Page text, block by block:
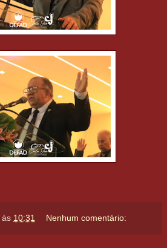
às 10:31 Nenhum comentário: